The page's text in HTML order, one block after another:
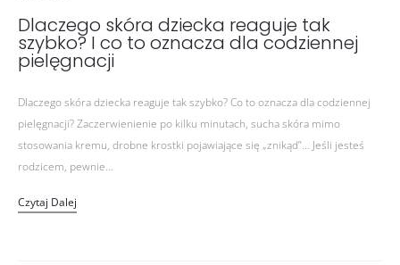
Dlaczego skóra dziecka reaguje tak
szybko? I co to oznacza dla codziennej
pielęgnacji
Dlaczego skóra dziecka reaguje tak szybko? Co to oznacza dla codziennej
pielęgnacji? Zaczerwienienie po kilku minutach, sucha skóra mimo
stosowania kremu, drobne krostki pojawiające się „znikąd”… Jeśli jesteś
rodzicem, pewnie…
Czytaj Dalej